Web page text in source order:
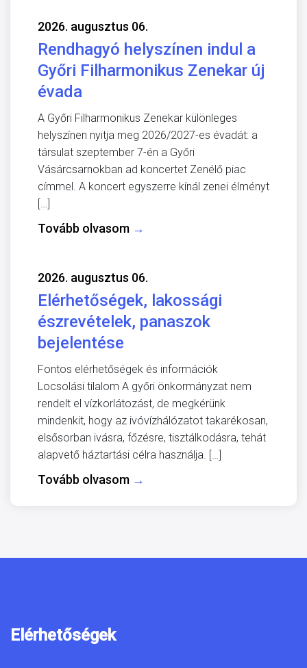
2026. augusztus 06.
Rendhagyó helyszínen indul a
Győri Filharmonikus Zenekar új
évada
A Győri Filharmonikus Zenekar különleges
helyszínen nyitja meg 2026/2027-es évadát: a
társulat szeptember 7-én a Győri
Vásárcsarnokban ad koncertet Zenélő piac
címmel. A koncert egyszerre kínál zenei élményt
[…]
Tovább olvasom →
2026. augusztus 06.
Elérhetőségek, lakossági
észrevételek, panaszok
bejelentése
Fontos elérhetőségek és információk
Locsolási tilalom A győri önkormányzat nem
rendelt el vízkorlátozást, de megkérünk
mindenkit, hogy az ivóvízhálózatot takarékosan,
elsősorban ivásra, főzésre, tisztálkodásra, tehát
alapvető háztartási célra használja. […]
Tovább olvasom →
Elérhetőségek